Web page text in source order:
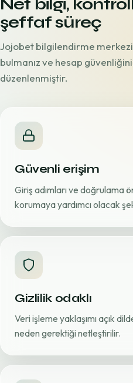
Net bilgi,
şeffaf süreç
Jojobet bilgilendirme merkezi;
bulmanız ve hesap
düzenlenmiştir.
Güvenli erişim
Giriş adımları ve doğrulama
korumaya yardımcı olacak
Gizlilik odaklı
Veri işleme yaklaşımı açık
neden gerektiği netleştirilir.